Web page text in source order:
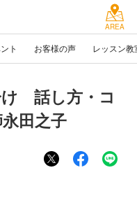
AREA
ト お客様の声 レッスン教
け 話し方・コ
田之子